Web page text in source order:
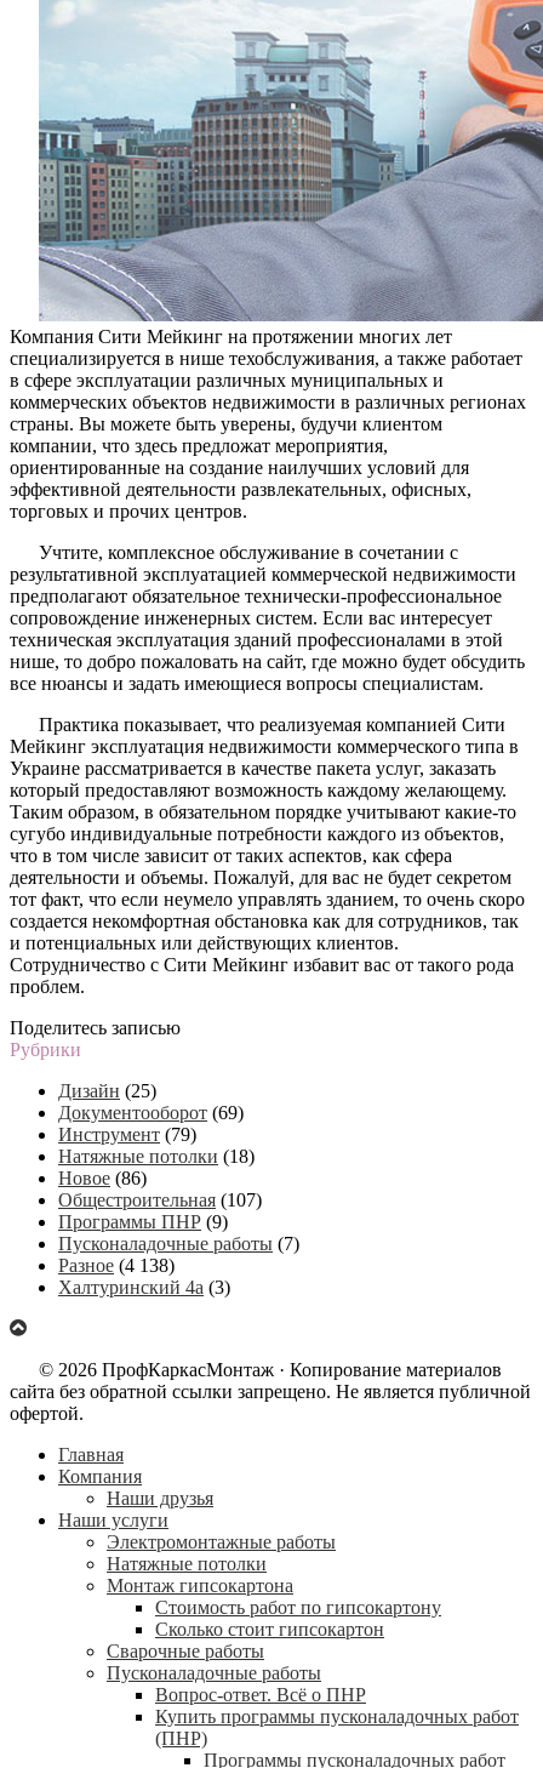
Компания Сити Мейкинг на протяжении многих лет
специализируется в нише техобслуживания, а также работает
в сфере эксплуатации различных муниципальных и
коммерческих объектов недвижимости в различных регионах
страны. Вы можете быть уверены, будучи клиентом
компании, что здесь предложат мероприятия,
ориентированные на создание наилучших условий для
эффективной деятельности развлекательных, офисных,
торговых и прочих центров.
Учтите, комплексное обслуживание в сочетании с
результативной эксплуатацией коммерческой недвижимости
предполагают обязательное технически-профессиональное
сопровождение инженерных систем. Если вас интересует
техническая эксплуатация зданий профессионалами в этой
нише, то добро пожаловать на сайт, где можно будет обсудить
все нюансы и задать имеющиеся вопросы специалистам.
Практика показывает, что реализуемая компанией Сити
Мейкинг эксплуатация недвижимости коммерческого типа в
Украине рассматривается в качестве пакета услуг, заказать
который предоставляют возможность каждому желающему.
Таким образом, в обязательном порядке учитывают какие-то
сугубо индивидуальные потребности каждого из объектов,
что в том числе зависит от таких аспектов, как сфера
деятельности и объемы. Пожалуй, для вас не будет секретом
тот факт, что если неумело управлять зданием, то очень скоро
создается некомфортная обстановка как для сотрудников, так
и потенциальных или действующих клиентов.
Сотрудничество с Сити Мейкинг избавит вас от такого рода
проблем.
Поделитесь записью
Рубрики
Дизайн (25)
Документооборот (69)
Инструмент (79)
Натяжные потолки (18)
Новое (86)
Общестроительная (107)
Программы ПНР (9)
Пусконаладочные работы (7)
Разное (4 138)
Халтуринский 4а (3)
© 2026 ПрофКаркасМонтаж · Копирование материалов
сайта без обратной ссылки запрещено. Не является публичной
офертой.
Главная
Компания
Наши друзья
Наши услуги
Электромонтажные работы
Натяжные потолки
Монтаж гипсокартона
Стоимость работ по гипсокартону
Сколько стоит гипсокартон
Сварочные работы
Пусконаладочные работы
Вопрос-ответ. Всё о ПНР
Купить программы пусконаладочных работ
(ПНР)
Программы пусконаладочных работ